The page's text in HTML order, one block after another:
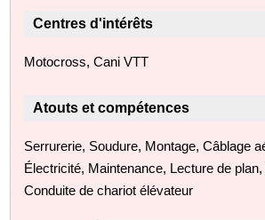
Centres d'intérêts
Motocross, Cani VTT
Atouts et compétences
Serrurerie, Soudure, Montage, Câblage
Électricité, Maintenance, Lecture de plan,
Conduite de chariot élévateur